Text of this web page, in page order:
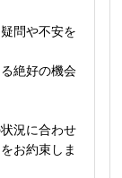
問や不安を
絶好の機会
況に合わせ
お約束しま